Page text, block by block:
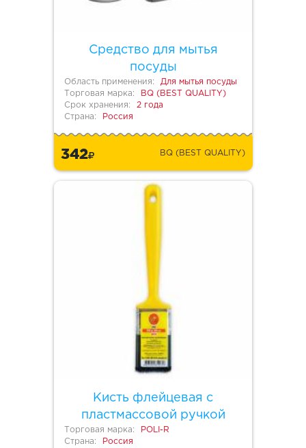
Средство для мытья
посуды
Область применения:
Для мытья посуды
Торговая марка:
BQ (BEST QUALITY)
Срок хранения:
2 года
Страна:
Россия
342 BQ (BEST QUALITY)
Кисть флейцевая с
пластмассовой ручкой
Торговая марка:
POLI-R
Страна:
Россия